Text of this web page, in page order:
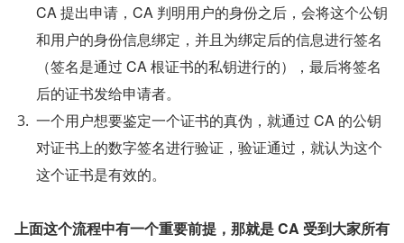
CA 提出申请，CA 判明用户的身份之后，会将这个公钥
和用户的身份信息绑定，并且为绑定后的信息进行签名
（签名是通过 CA 根证书的私钥进行的），最后将签名
后的证书发给申请者。
一个用户想要鉴定一个证书的真伪，就通过 CA 的公钥
对证书上的数字签名进行验证，验证通过，就认为这个
这个证书是有效的。
上面这个流程中有一个重要前提，那就是 CA 受到大家所有